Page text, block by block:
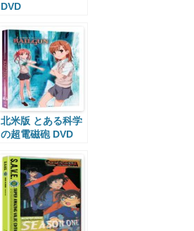
DVD
北米版 とある科学
の超電磁砲 DVD